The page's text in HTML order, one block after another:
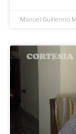
Manuel Guillermo